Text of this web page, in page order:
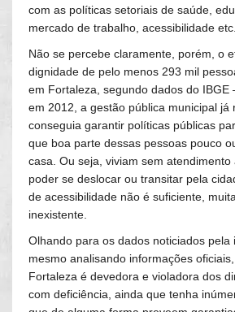
com as políticas setoriais de saúde,
mercado de trabalho, acessibilidade etc.
Não se percebe claramente, porém, o
dignidade de pelo menos 293 mil
em Fortaleza, segundo dados do IBGE
em 2012, a gestão pública municipal já
conseguia garantir políticas públicas
que boa parte dessas pessoas pouco
casa. Ou seja, viviam sem atendimento
poder se deslocar ou transitar pela
de acessibilidade não é suficiente,
inexistente.
Olhando para os dados noticiados pela
mesmo analisando informações
Fortaleza é devedora e violadora dos
com deficiência, ainda que tenha